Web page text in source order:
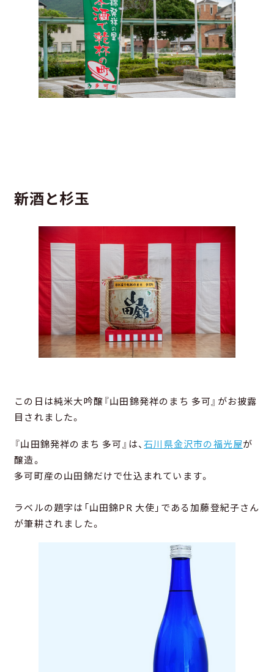
新酒と杉玉
この日は純米大吟醸『山田錦発祥のまち 多可』がお披露
目されました。
『山田錦発祥のまち 多可』は、石川県金沢市の福光屋が
醸造。
多可町産の山田錦だけで仕込まれています。
ラベルの題字は「山田錦PR 大使」である加藤登紀子さん
が筆耕されました。